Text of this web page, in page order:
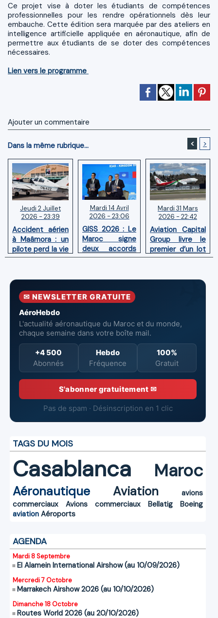
Ce projet vise à doter les étudiants de compétences
professionnelles pour les rendre opérationnels dès leur
embauche. Cette édition sera marquée par des ateliers en
intelligence artificielle appliquée en aéronautique, afin de
permettre aux étudiants de se doter des compétences
nécessaires.
Lien vers le programme
Ajouter un commentaire
Dans la même rubrique... < >
Jeudi 2 Juillet
2026 - 23:39
Accident aérien
à Maâmora : un
pilote perd la vie
en combat
incendie
Mardi 14 Avril
2026 - 23:06
GISS 2026 : Le
Maroc signe
deux accords
avec l'OACI
la surveillance
aériennes.
Mardi 31 Mars
2026 - 22:42
Aviation Capital
Group livre le
premier d’un lot
de six Boeing
neufs à Royal Air
✉ NEWSLETTER GRATUITE
AéroHebdo
L'actualité aéronautique du Maroc et du monde,
chaque semaine dans votre boîte mail.
+4 500
Abonnés
Hebdo
Fréquence
100%
Gratuit
S'abonner gratuitement ✉
Pas de spam · Désinscription en 1 clic
TAGS DU MOIS
Casablanca Maroc
Aéronautique Aviation
avions
commerciaux
Avions commerciaux Bellatig
Boeing
aviation Aéroports
AGENDA
Mardi 8 Septembre
El Alamein International Airshow (au 10/09/2026)
Mercredi 7 Octobre
Marrakech Airshow 2026 (au 10/10/2026)
Dimanche 18 Octobre
Routes World 2026 (au 20/10/2026)